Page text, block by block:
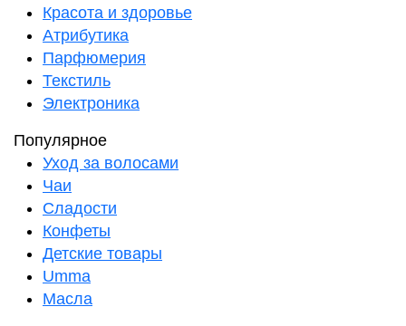
Красота и здоровье
Атрибутика
Парфюмерия
Текстиль
Электроника
Популярное
Уход за волосами
Чаи
Сладости
Конфеты
Детские товары
Umma
Масла